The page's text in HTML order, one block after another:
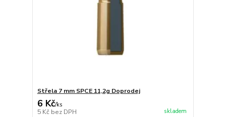
Střela 7 mm SPCE 11,2g Doprodej
6 Kč/ks
5 Kč bez DPH skladem